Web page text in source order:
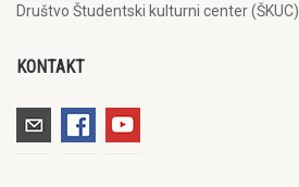
Društvo Študentski kulturni center (ŠKUC).
KONTAKT